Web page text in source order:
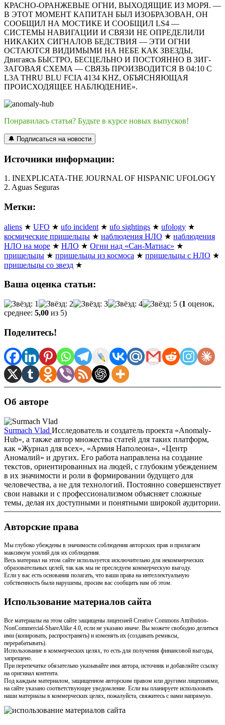
КРАСНО-ОРАНЖЕВЫЕ ОГНИ, ВЫХОДЯЩИЕ ИЗ МОРЯ. —
В ЭТОТ МОМЕНТ КАПИТАН БЫЛ ИЗОБРАЗОВАН, ОН
СООБЩИЛ НА МОСТИКЕ И СООБЩИЛ LS4 —
СИСТЕМЫ НАВИГАЦИИ И СВЯЗИ НЕ ОПРЕДЕЛИЛИ
НИКАКИХ СИГНАЛОВ БЕДСТВИЯ — ЭТИ ОГНИ
ОСТАЮТСЯ ВИДИМЫМИ НА НЕБЕ КАК ЗВЕЗДЫ,
Двигаясь БЫСТРО, БЕСЦЕЛЬНО И ПОСТОЯННО В ЗИГ-
ЗАГОВАЯ СХЕМА — СВЯЗЬ ПРОИЗВОДИТСЯ В 04:10 С
L3A THRU BLU FCIA 4134 KHZ, ОБЪЯСНЯЮЩАЯ
ПРОИСХОДЯЩЕЕ НАБЛЮДЕНИЕ».
Понравилась статья? Будьте в курсе новых выпусков!
🔔 Подписаться на новости
Источники информации:
1. INEXPLICATA-THE JOURNAL OF HISPANIC UFOLOGY
2. Aguas Seguras
Метки:
aliens ★ UFO ★ ufo incident ★ ufo sightings ★ ufology ★
космические пришельцы ★ наблюдения НЛО ★ наблюдения
НЛО на море ★ НЛО ★ Огни над «Сан-Матиас» ★
пришельцы ★ пришельцы из космоса ★ пришельцы с НЛО ★
пришельцы со звезд ★
Ваша оценка статьи:
(1 оценок,
среднее: 5,00 из 5)
Поделитесь!
Об авторе
Surmach Vlad Исследователь и создатель проекта «Anomaly-
Hub», а также автор множества статей для таких платформ,
как «Журнал для всех», «Армия Наполеона», «Центр
Аномалий» и других. Его работа направлена на создание
текстов, ориентированных на людей, с глубоким убеждением
в их значимости и роли в формировании будущего для
человечества, а не для технологий. Постоянно совершенствует
свои навыки и с профессионализмом объясняет сложные
темы, делая их доступными и понятными широкой аудитории.
Авторские права
Мы глубоко убеждены в значимости соблюдения авторских прав и прилагаем
максимум усилий для их соблюдения.
Весь материал на этом сайте используется исключительно для некоммерческих
образовательных целей, так как мы не преследуем коммерческую выгоду.
Если у вас есть основания полагать, что ваши права на интеллектуальную
собственность были нарушены, просим вас сообщить нам об этом.
Использование материалов сайта
Все материалы на этом сайте защищены лицензией Creative Commons Attribution-
NonCommercial-ShareAlike 4.0, если не указано иначе. Вы можете свободно делиться
ими (копировать, распространять) и изменять их (создавать ремиксы,
перерабатывать).
Использование в коммерческих целях, то есть для получения финансовой выгоды,
запрещено.
При перепечатке обязательно указывайте имя автора, источник и добавляйте ссылку
на оригинал контента.
Под каждым материалом, защищенном авторским правом или другими лицензиями,
на сайте указано соответствующее уведомление. Если вы планируете использовать
наши материалы в коммерческих целях, пожалуйста, свяжитесь с нами напрямую.